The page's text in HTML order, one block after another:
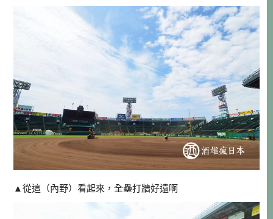
▲從這（內野）看起來，全壘打牆好遠啊